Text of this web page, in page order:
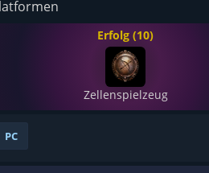
Erfolg (10)
Zellenspielzeug
PC